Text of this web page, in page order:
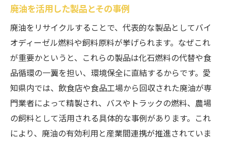
廃油を活用した製品とその事例
廃油をリサイクルすることで、代表的な製品としてバイ
オディーゼル燃料や飼料原料が挙げられます。なぜこれ
が重要かというと、これらの製品は化石燃料の代替や食
品循環の一翼を担い、環境保全に直結するからです。愛
知県内では、飲食店や食品工場から回収された廃油が専
門業者によって精製され、バスやトラックの燃料、農場
の飼料として活用される具体的な事例があります。これ
により、廃油の有効利用と産業間連携が推進されていま